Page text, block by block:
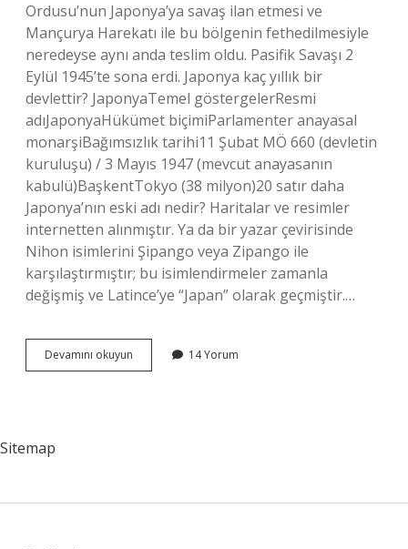
Ordusu’nun Japonya’ya savaş ilan etmesi ve
Mançurya Harekatı ile bu bölgenin fethedilmesiyle
neredeyse aynı anda teslim oldu. Pasifik Savaşı 2
Eylül 1945’te sona erdi. Japonya kaç yıllık bir
devlettir? JaponyaTemel göstergelerResmi
adıJaponyaHükümet biçimiParlamenter anayasal
monarşiBağımsızlık tarihi11 Şubat MÖ 660 (devletin
kuruluşu) / 3 Mayıs 1947 (mevcut anayasanın
kabulü)BaşkentTokyo (38 milyon)20 satır daha
Japonya’nın eski adı nedir? Haritalar ve resimler
internetten alınmıştır. Ya da bir yazar çevirisinde
Nihon isimlerini Şipango veya Zipango ile
karşılaştırmıştır; bu isimlendirmeler zamanla
değişmiş ve Latince’ye “Japan” olarak geçmiştir.…
Devamını okuyun
İMparatorluğu
14 Yorum
Sitemap